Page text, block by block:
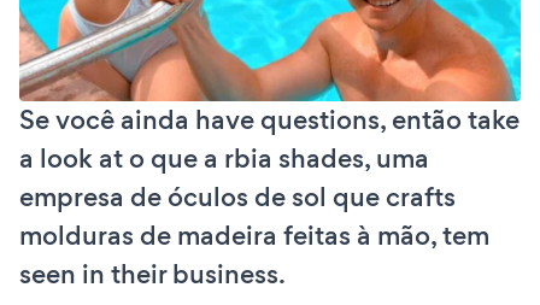
Se você ainda have questions, então take
a look at o que a rbia shades, uma
empresa de óculos de sol que crafts
molduras de madeira feitas à mão, tem
seen in their business.